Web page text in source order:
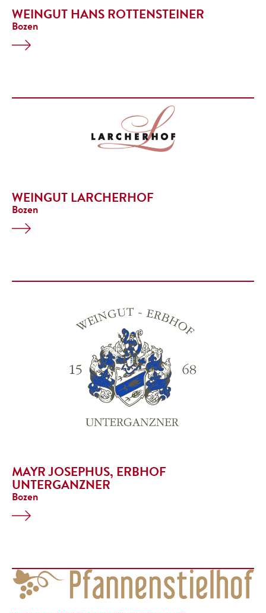
WEINGUT HANS ROTTENSTEINER
Bozen
WEINGUT LARCHERHOF
Bozen
MAYR JOSEPHUS, ERBHOF
UNTERGANZNER
Bozen